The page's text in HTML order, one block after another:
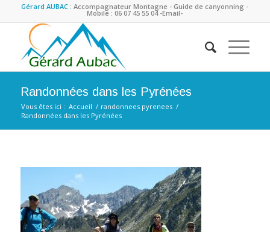
Gérard AUBAC :Accompagnateur Montagne - Guide de canyonning -
Mobile : 06 07 45 55 04 -Email-
Randonnées dans les Pyrénées
Vous êtes ici : Accueil / randonnees pyrenees /
Randonnées dans les Pyrénées